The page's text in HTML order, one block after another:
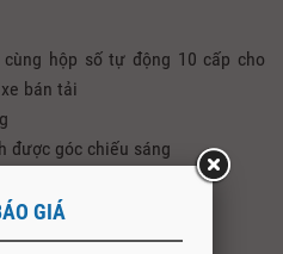
hộp số tự động 10 cấp cho
bán tải
được góc chiếu sáng
xe
trọng
nói Sync 3.4
GIÁ